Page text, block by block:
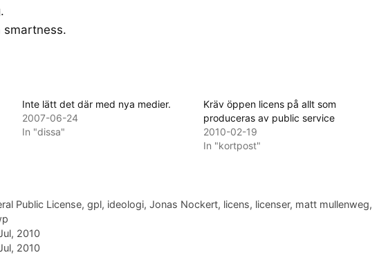
smartness.
Inte lätt det där med nya medier.
2007-06-24
In "dissa"
Kräv öppen licens på allt som
produceras av public service
2010-02-19
In "kortpost"
Public License,gpl, ideologi,Jonas Nockert, licens, licenser, matt mullenweg,
2010
2010